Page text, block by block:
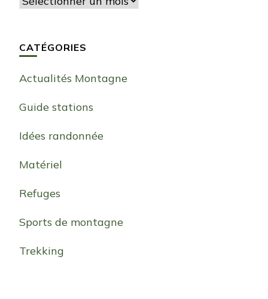
CATÉGORIES
Actualités Montagne
Guide stations
Idées randonnée
Matériel
Refuges
Sports de montagne
Trekking